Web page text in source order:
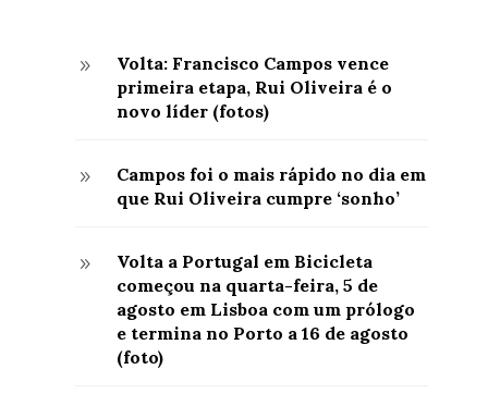
9
Volta: Francisco Campos vence
primeira etapa, Rui Oliveira é o
novo líder (fotos)
9
Campos foi o mais rápido no dia em
que Rui Oliveira cumpre ‘sonho’
9
Volta a Portugal em Bicicleta
começou na quarta-feira, 5 de
agosto em Lisboa com um prólogo
e termina no Porto a 16 de agosto
(foto)